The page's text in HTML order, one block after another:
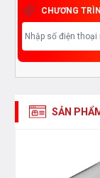
CHƯƠNG
SẢN